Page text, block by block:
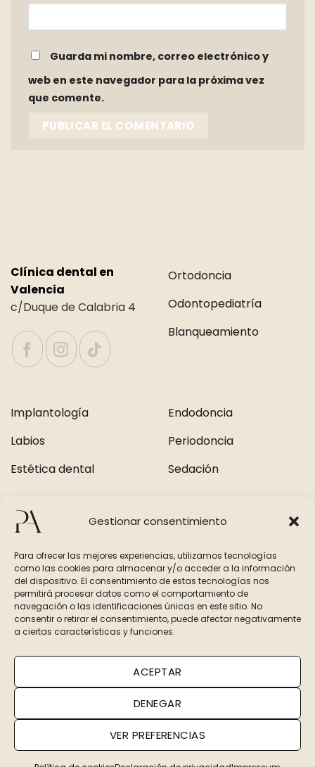
Gestionar consentimiento
Para ofrecer las mejores experiencias, utilizamos tecnologías
como las cookies para almacenar y/o acceder a la información
del dispositivo. El consentimiento de estas tecnologías nos
permitirá procesar datos como el comportamiento de
navegación o las identificaciones únicas en este sitio. No
consentir o retirar el consentimiento, puede afectar negativamente
a ciertas características y funciones.
ACEPTAR
DENEGAR
VER PREFERENCIAS
Guarda mi nombre, correo electrónico y
web en este navegador para la próxima vez
que comente.
Clínica dental en
Valencia
c/Duque de Calabria 4
Ortodoncia
Odontopediatría
Blanqueamiento
Implantología
Labios
Estética dental
Endodoncia
Periodoncia
Sedación
Contacto
+34 677 067 649
©Pérez & Andrés 2026
Política de Privacidad